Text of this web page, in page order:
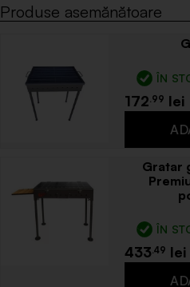
Produse asemănătoare
ÎN
172.99
Gratar
ÎN
433.49